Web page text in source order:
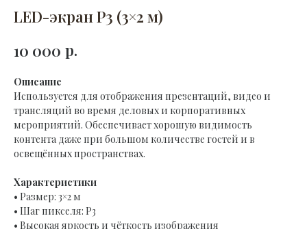
LED-экран P3 (3×2 м)
10 000 р.
Описание
Используется для отображения презентаций, видео и
трансляций во время деловых и корпоративных
мероприятий. Обеспечивает хорошую видимость
контента даже при большом количестве гостей и в
освещённых пространствах.
Характеристики
• Размер: 3×2 м
• Шаг пикселя: P3
• Высокая яркость и чёткость изображения